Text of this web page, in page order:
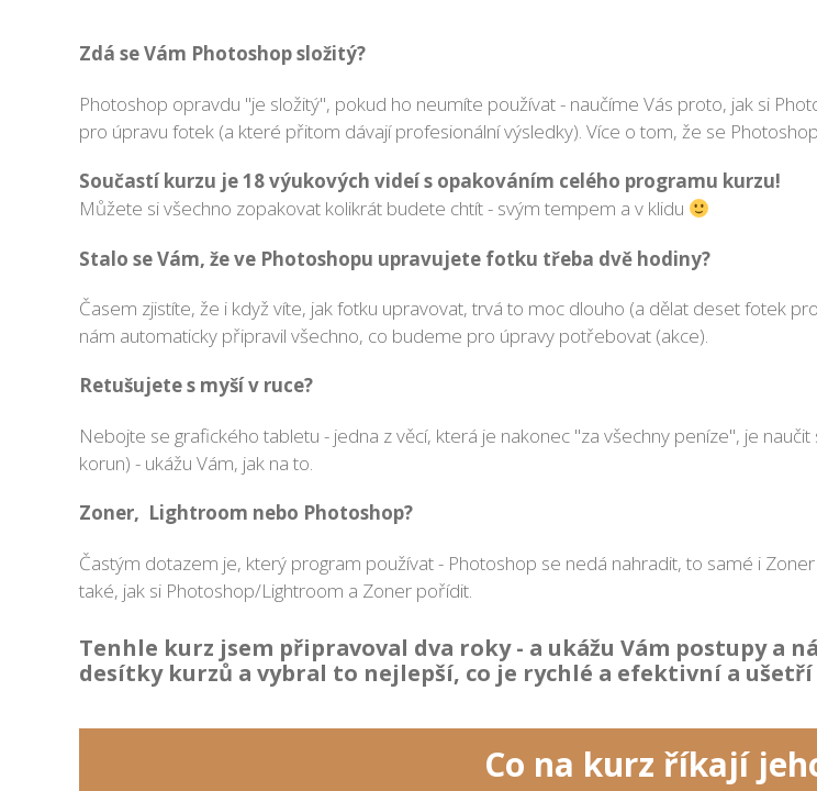
Zdá se Vám Photoshop složitý?
Photoshop opravdu "je složitý", pokud ho neumíte používat - naučíme Vás proto, jak si
pro úpravu fotek (a které přitom dávají profesionální výsledky). Více o tom, že se
Součastí kurzu je 18 výukových videí s opakováním celého programu kurzu!
Můžete si všechno zopakovat kolikrát budete chtít - svým tempem a v klidu
Stalo se Vám, že ve Photoshopu upravujete fotku třeba dvě hodiny?
Časem zjistíte, že i když víte, jak fotku upravovat, trvá to moc dlouho (a dělat deset fotek
nám automaticky připravil všechno, co budeme pro úpravy potřebovat (akce).
Retušujete s myší v ruce?
Nebojte se grafického tabletu - jedna z věcí, která je nakonec "za všechny peníze", je
korun) - ukážu Vám, jak na to.
Zoner, Lightroom nebo Photoshop?
Častým dotazem je, který program používat - Photoshop se nedá nahradit, to samé i
také, jak si Photoshop/Lightroom a Zoner pořídit.
Tenhle kurz jsem připravoval dva roky - a ukážu Vám postupy a
desítky kurzů a vybral to nejlepší, co je rychlé a efektivní a
Co na kurz říkají